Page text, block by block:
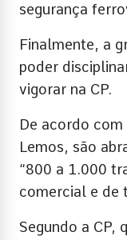
segurança
Finalmente, a
poder
vigorar na CP.
De acordo
Lemos, são
“800 a 1.000
comercial e de
Segundo a CP,